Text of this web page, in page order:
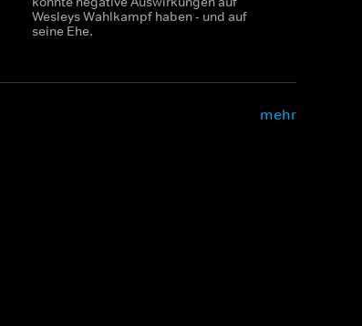
Wesleys Wahlkampf haben - und auf
seine Ehe.
mehr